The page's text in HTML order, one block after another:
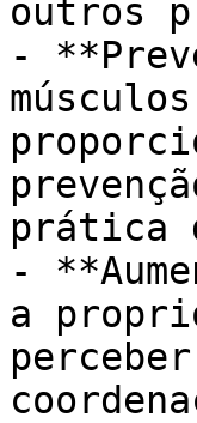
outros
-
prática
-
a